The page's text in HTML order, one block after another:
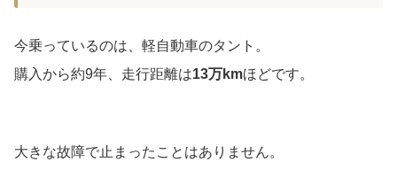
今乗っているのは、軽自動車のタント。
購入から約9年、走行距離は13万kmほどです。
大きな故障で止まったことはありません。